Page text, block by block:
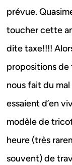
prévue.
toucher cette
dite taxe!!!!
propositions
nous fait du
essaient d’en
modèle de
heure (très
souvent) de